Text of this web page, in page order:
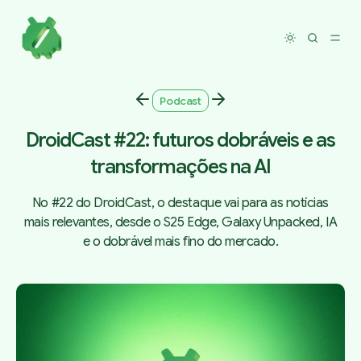
Toggle
Podcast
DroidCast #22: futuros dobráveis e as
transformações na AI
No #22 do DroidCast, o destaque vai para as notícias
mais relevantes, desde o S25 Edge, Galaxy Unpacked, IA
e o dobrável mais fino do mercado.